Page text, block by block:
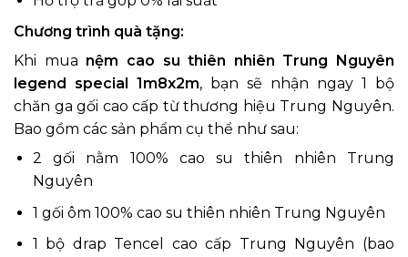
Chương trình quà tặng:
Khi mua nệm cao su thiên nhiên Trung Nguyên
legend special 1m8x2m, bạn sẽ nhận ngay 1 bộ
chăn ga gối cao cấp từ thương hiệu Trung Nguyên.
Bao gồm các sản phẩm cụ thể như sau:
2 gối nằm 100% cao su thiên nhiên Trung
Nguyên
1 gối ôm 100% cao su thiên nhiên Trung Nguyên
1 bộ drap Tencel cao cấp Trung Nguyên (bao